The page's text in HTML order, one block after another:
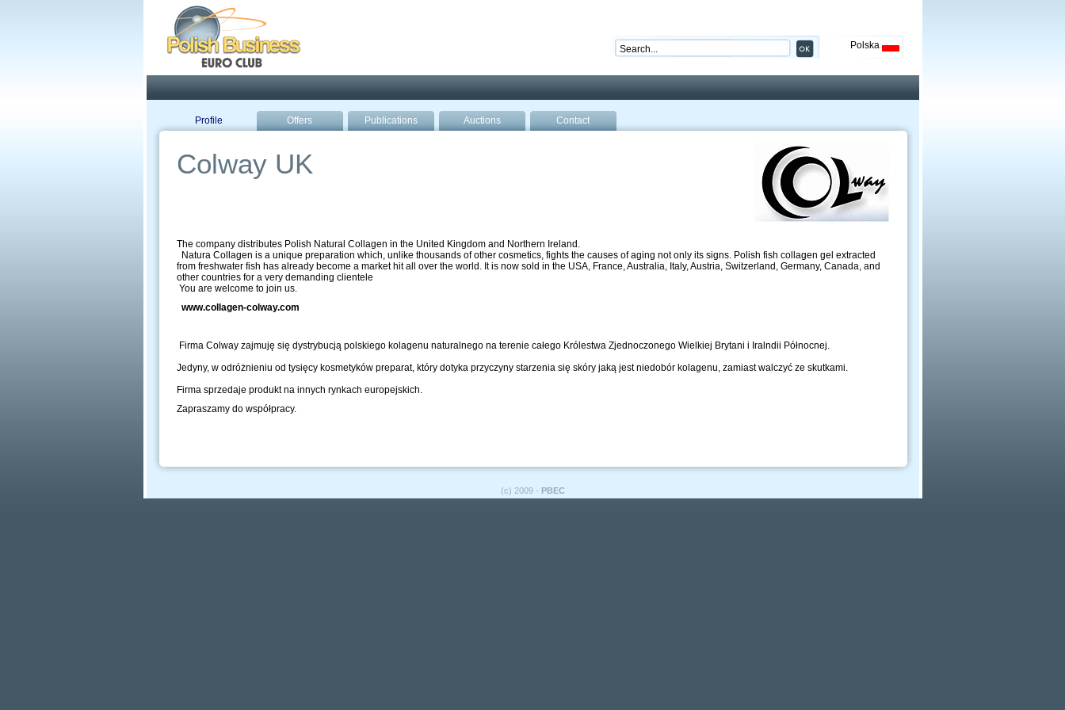
Polska
Profile Offers Publications Auctions Contact
Colway UK
The company distributes Polish Natural Collagen in the United Kingdom and Northern Ireland.
Natura Collagen is a unique preparation which, unlike thousands of other cosmetics, fights the causes of aging not only its signs. Polish fish collagen gel extracted
from freshwater fish has already become a market hit all over the world. It is now sold in the USA, France, Australia, Italy, Austria, Switzerland, Germany, Canada, and
other countries for a very demanding clientele
You are welcome to join us.
www.collagen-colway.com
Firma Colway zajmuję się dystrybucją polskiego kolagenu naturalnego na terenie całego Królestwa Zjednoczonego Wielkiej Brytani i Iralndii Północnej.
Jedyny, w odróżnieniu od tysięcy kosmetyków preparat, który dotyka przyczyny starzenia się skóry jaką jest niedobór kolagenu, zamiast walczyć ze skutkami.
Firma sprzedaje produkt na innych rynkach europejskich.
Zapraszamy do współpracy.
(c) 2009 - PBEC